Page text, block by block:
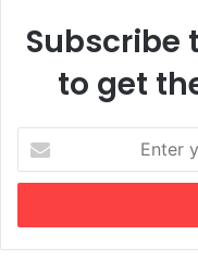
Subscribe
to get
your
Email